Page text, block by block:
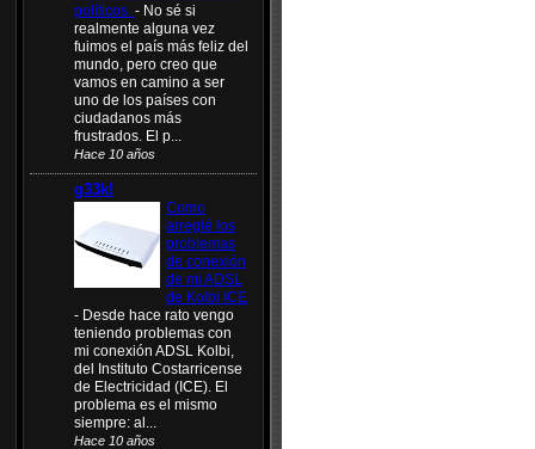
políticos. - No sé si
realmente alguna vez
fuimos el país más feliz del
mundo, pero creo que
vamos en camino a ser
uno de los países con
ciudadanos más
frustrados. El p...
Hace 10 años
g33k!
Como
arreglé los
problemas
de conexión
de mi ADSL
de Kolbi ICE
- Desde hace rato vengo
teniendo problemas con
mi conexión ADSL Kolbi,
del Instituto Costarricense
de Electricidad (ICE). El
problema es el mismo
siempre: al...
Hace 10 años